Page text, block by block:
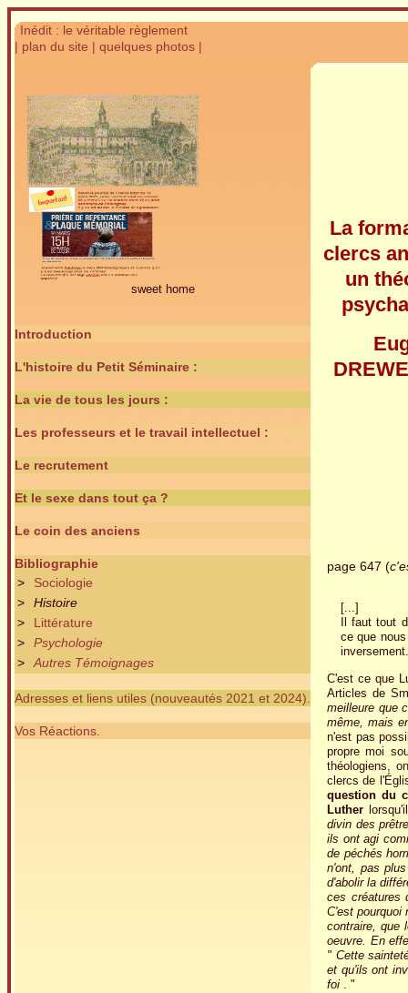
Inédit : le véritable règlement
| plan du site | quelques photos |
sweet home
Introduction
L'histoire du Petit Séminaire :
La vie de tous les jours :
Les professeurs et le travail intellectuel :
Le recrutement
Et le sexe dans tout ça ?
Le coin des anciens
Bibliographie
>
Sociologie
>
Histoire
>
Littérature
>
Psychologie
>
Autres Témoignages
Adresses et liens utiles (nouveautés 2021 et 2024).
Vos Réactions.
La
clercs
un
page 647 (
[...]
Il faut tout
ce que
inversement.
C'est ce que
Articles de
meilleure que
même, mais
n'est pas
propre moi
théologiens,
clercs de
question du
Luther
divin des
ils ont agi
de péchés
n'ont, pas
d'abolir la
ces créatures
C'est pourquoi
contraire, que
oeuvre. En
" Cette
et qu'ils ont
foi . "